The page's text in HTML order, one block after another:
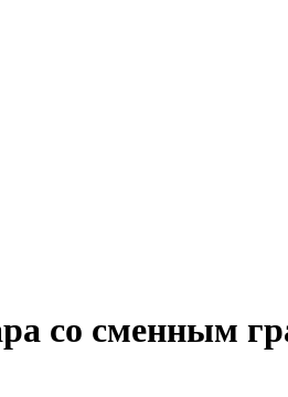
со сменным